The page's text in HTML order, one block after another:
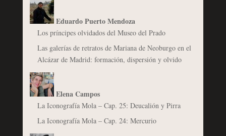
Eduardo Puerto Mendoza
Los príncipes olvidados del Museo del Prado
Las galerías de retratos de Mariana de Neoburgo en el
Alcázar de Madrid: formación, dispersión y olvido
Elena Campos
La Iconografía Mola – Cap. 25: Deucalión y Pirra
La Iconografía Mola – Cap. 24: Mercurio